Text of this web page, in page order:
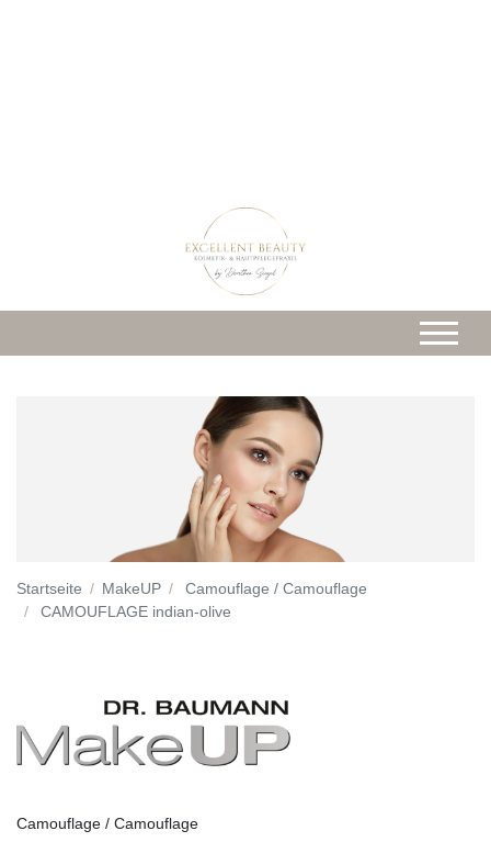
Startseite MakeUP
Camouflage / Camouflage
CAMOUFLAGE indian-olive
Camouflage / Camouflage